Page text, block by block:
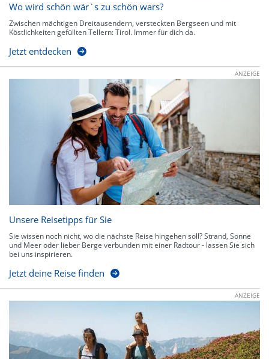
Wo wird schön wär`s zu schön wars?
Zwischen mächtigen Dreitausendern, versteckten Bergseen und mit
Köstlichkeiten gefüllten Tellern: Tirol. Immer für dich da.
Jetzt entdecken
ANZEIGE
Unsere Reisetipps für Sie
Sie wissen noch nicht, wo die nächste Reise hingehen soll? Strand, Sonne
und Meer oder lieber Berge verbunden mit einer Radtour - lassen Sie sich
bei uns inspirieren.
Jetzt deine Reise finden
ANZEIGE